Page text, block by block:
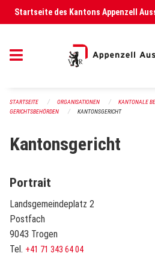
Navigation überspringen
Startseite des Kantons Appenzell
STARTSEITE ORGANISATIONEN
KANTONALE
GERICHTSBEHÖRDEN
KANTONSGERICHT
Kantonsgericht
Portrait
Landsgemeindeplatz 2
Postfach
9043 Trogen
Tel. +41 71 343 64 04